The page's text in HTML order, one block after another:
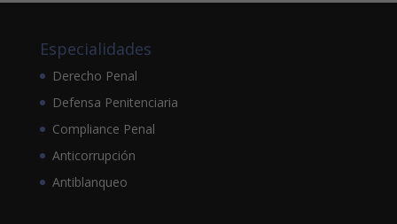
Especialidades
Derecho Penal
Defensa Penitenciaria
Compliance Penal
Anticorrupción
Antiblanqueo